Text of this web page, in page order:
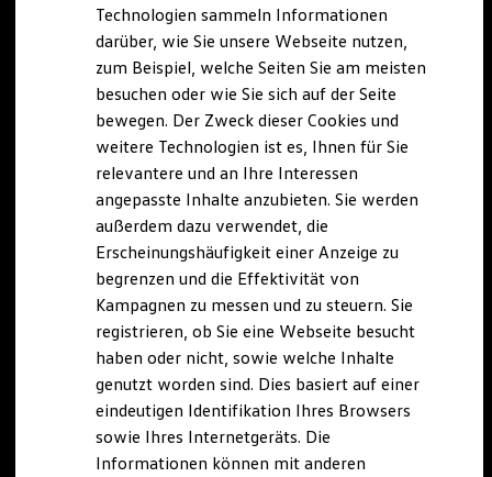
Nachhaltigkeit
Technologie
Kosten und Kauf
Verbrauchskosten
Kaufoptionen
E-Auto-Förderung
Software und Konnektivität
Die ID. Software 6
ID. Software Versionen und Updates
Digitale Extras
Schnittstellen zu Ihrem ID.
Marke und Erlebnis
Volkswagen R und R Experience
R-Modelle
R Experience
Driving Experience
Volkswagen entdecken
Werkbesichtigung
Lifestyle Shop
T-Roc Kollektion
Golf Kollektion
Technologien sammeln Informationen
darüber, wie Sie unsere Webseite nutzen,
zum Beispiel, welche Seiten Sie am meisten
besuchen oder wie Sie sich auf der Seite
bewegen. Der Zweck dieser Cookies und
weitere Technologien ist es, Ihnen für Sie
relevantere und an Ihre Interessen
angepasste Inhalte anzubieten. Sie werden
außerdem dazu verwendet, die
Erscheinungshäufigkeit einer Anzeige zu
begrenzen und die Effektivität von
Kampagnen zu messen und zu steuern. Sie
registrieren, ob Sie eine Webseite besucht
haben oder nicht, sowie welche Inhalte
genutzt worden sind. Dies basiert auf einer
eindeutigen Identifikation Ihres Browsers
sowie Ihres Internetgeräts. Die
Informationen können mit anderen